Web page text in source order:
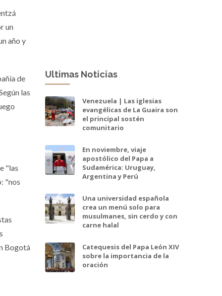
un
año y
de
las
"las
"nos
Bogotá
Ultimas Noticias
Venezuela | Las iglesias
evangélicas de La Guaira son
el principal sostén
comunitario
En noviembre, viaje
apostólico del Papa a
Sudamérica: Uruguay,
Argentina y Perú
Una universidad española
crea un menú solo para
musulmanes, sin cerdo y con
carne halal
Catequesis del Papa León XIV
sobre la importancia de la
oración